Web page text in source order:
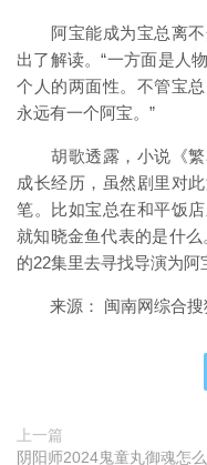
阿宝能成为宝总离不
出了解读。“一方面是人
个人的两面性。不管宝
永远有一个阿宝。”
胡歌透露，小说《繁
成长经历，虽然剧里对
笔。比如宝总在和平饭
就知晓金鱼代表的是什
的22集里去寻找导演为阿
来源： 闽南网综合搜
上一篇
阴阳师2024鬼童丸御魂怎